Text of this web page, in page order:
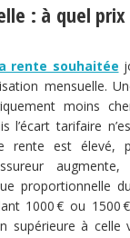
: à quel prix
rente souhaitée
mensuelle.
moins
l’écart tarifaire
rente est élevé,
proportionnelle
1000 € ou 1500
supérieure à celle